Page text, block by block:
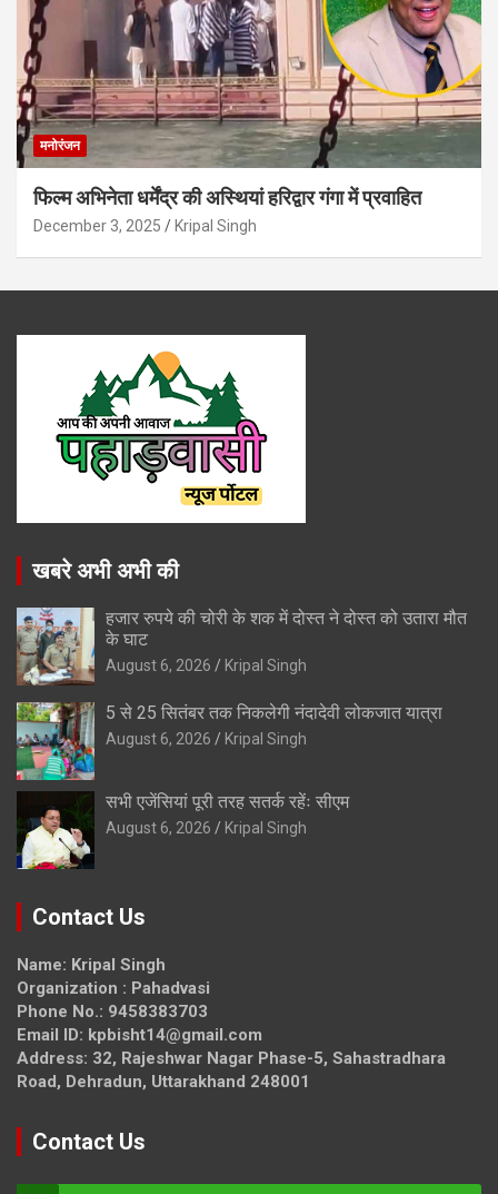
मनोरंजन
फिल्म अभिनेता धर्मेंद्र की अस्थियां हरिद्वार गंगा में प्रवाहित
December 3, 2025 Kripal Singh
खबरे अभी अभी की
हजार रुपये की चोरी के शक में दोस्त ने दोस्त को उतारा मौत
के घाट
August 6, 2026 Kripal Singh
5 से 25 सितंबर तक निकलेगी नंदादेवी लोकजात यात्रा
August 6, 2026 Kripal Singh
सभी एजेंसियां पूरी तरह सतर्क रहेंः सीएम
August 6, 2026 Kripal Singh
Contact Us
Name: Kripal Singh
Organization : Pahadvasi
Phone No.: 9458383703
Email ID: kpbisht14@gmail.com
Address: 32, Rajeshwar Nagar Phase-5, Sahastradhara
Road, Dehradun, Uttarakhand 248001
Contact Us